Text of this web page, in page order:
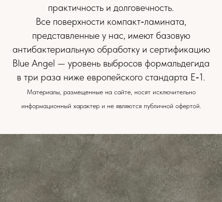
практичность и долговечность.
Все поверхности компакт‑ламината,
представленные у нас, имеют базовую
антибактериальную обработку и сертификацию
Blue Angel — уровень выбросов формальдегида
в три раза ниже европейского стандарта E‑1.
Материалы, размещенные на сайте, носят исключительно
информационный характер и не являются публичной офертой.